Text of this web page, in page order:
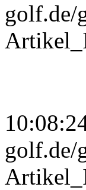
golf.de/
golf.de/